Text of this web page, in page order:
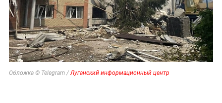
Обложка © Telegram /Луганский информационный центр